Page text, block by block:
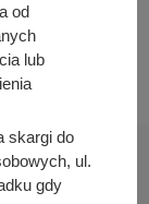
od
lub
skargi do
ul.
gdy